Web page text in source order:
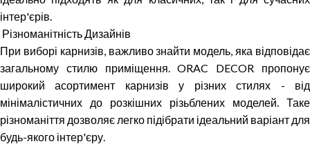
інтер'єрів.
Різноманітність Дизайнів
При виборі карнизів, важливо знайти модель, яка відповідає
загальному стилю приміщення. ORAC DECOR пропонує
широкий асортимент карнизів у різних стилях - від
мінімалістичних до розкішних різьблених моделей. Таке
різноманіття дозволяє легко підібрати ідеальний варіант для
будь-якого інтер'єру.